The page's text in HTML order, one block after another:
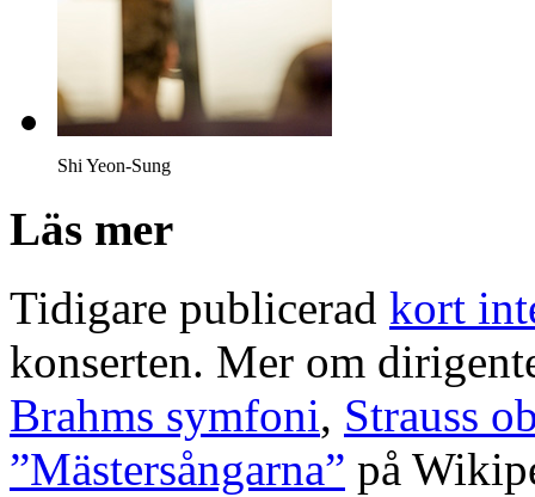
Shi Yeon-Sung
Läs mer
Tidigare publicerad kort
konserten. Mer om
Brahms symfoni, Strauss
”Mästersångarna” på